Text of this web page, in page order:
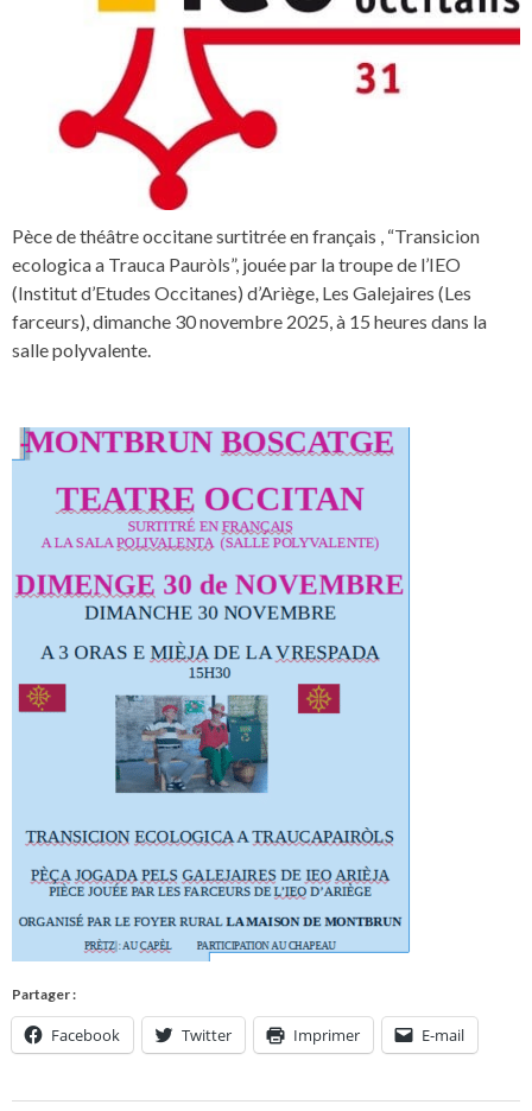
Pèce de théâtre occitane surtitrée en français , “Transicion
ecologica a Trauca Pauròls”, jouée par la troupe de l’IEO
(Institut d’Etudes Occitanes) d’Ariège, Les Galejaires (Les
farceurs), dimanche 30 novembre 2025, à 15 heures dans la
salle polyvalente.
Partager :
Facebook Twitter Imprimer E-mail